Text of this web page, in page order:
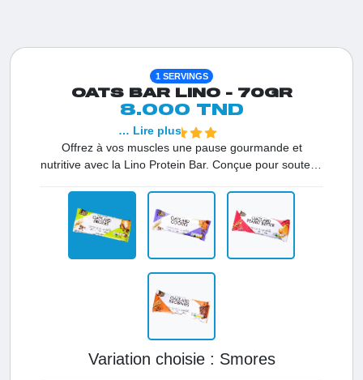
1 SERVINGS
OATS BAR LINO - 70GR
8.000 TND
Offrez à vos muscles une pause gourmande et
nutritive avec la Lino Protein Bar. Conçue pour soutenir
protéines et des glucides complexes pour fournir une
énergie durable, stopper la faim et optimiser votre
récupération après vos entraînements intenses en
… Lire plus
Variation choisie : smores